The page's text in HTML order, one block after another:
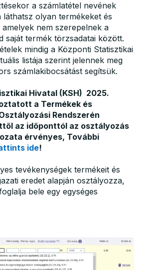
a számlatétel nevének
láthatsz olyan termékeket és
nem szerepelnek a
saját termék törzsadatai között.
mindig a Központi Statisztikai
listája szerint jelennek meg
számlakibocsátást segítsük.
Hivatal (KSH) 2025.
a Termékek és
Rendszerén
az időponttól az osztályozás
érvényes, További
ide!
tevékenységek termékeit és
eredet alapján osztályozza,
bele egy egységes